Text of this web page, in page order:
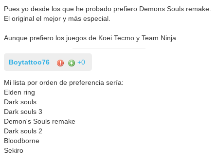
Pues yo desde los que he probado prefiero Demons Souls remake.
El original el mejor y más especial.
Aunque prefiero los juegos de Koei Tecmo y Team Ninja.
Boytattoo76 +0
Mi lista por orden de preferencia sería:
Elden ring
Dark souls
Dark souls 3
Demon's Souls remake
Dark souls 2
Bloodborne
Sekiro